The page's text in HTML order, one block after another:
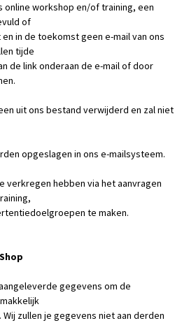
online workshop en/of training, een
of
in de toekomst geen e-mail van ons
tijde
de link onderaan de e-mail of door
uit ons bestand verwijderd en zal niet
opgeslagen in ons e-mailsysteem.
verkregen hebben via het aanvragen
te maken.
gegevens om de
zullen je gegevens niet aan derden